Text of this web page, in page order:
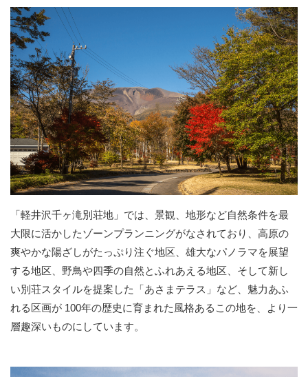
「軽井沢千ヶ滝別荘地」では、景観、地形など自然条件を最
大限に活かしたゾーンプランニングがなされており、高原の
爽やかな陽ざしがたっぷり注ぐ地区、雄大なパノラマを展望
する地区、野鳥や四季の自然とふれあえる地区、そして新し
い別荘スタイルを提案した「あさまテラス」など、魅力あふ
れる区画が 100年の歴史に育まれた風格あるこの地を、より一
層趣深いものにしています。